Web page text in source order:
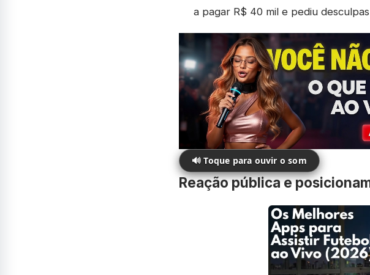
a pagar R$ 40 mil e pediu
🔊 Toque para ouvir o som
Reação pública e